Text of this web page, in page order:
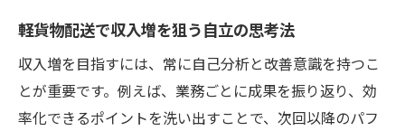
軽貨物配送で収入増を狙う自立の思考法
収入増を目指すには、常に自己分析と改善意識を持つこ
とが重要です。例えば、業務ごとに成果を振り返り、効
率化できるポイントを洗い出すことで、次回以降のパフ